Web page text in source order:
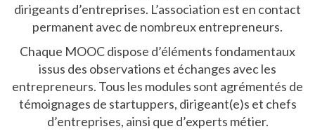
dirigeants d’entreprises. L’association est en contact
permanent avec de nombreux entrepreneurs.
Chaque MOOC dispose d’éléments fondamentaux
issus des observations et échanges avec les
entrepreneurs. Tous les modules sont agrémentés de
témoignages de startuppers, dirigeant(e)s et chefs
d’entreprises, ainsi que d’experts métier.